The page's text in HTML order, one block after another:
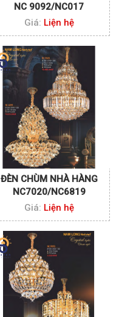
NC 9092/NC017
Giá: Liện hệ
ĐÈN CHÙM NHÀ HÀNG
NC7020/NC6819
Giá: Liện hệ